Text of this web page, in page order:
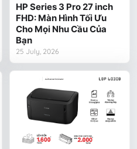
HP Series 3 Pro 27 inch
FHD: Màn Hình Tối Ưu
Cho Mọi Nhu Cầu Của
Bạn
25 July, 2026